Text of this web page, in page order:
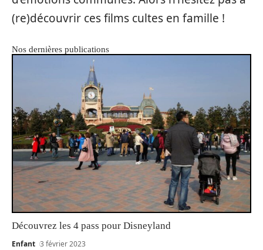
(re)découvrir ces films cultes en famille !
Nos dernières publications
Découvrez les 4 pass pour Disneyland
Enfant 3 février 2023